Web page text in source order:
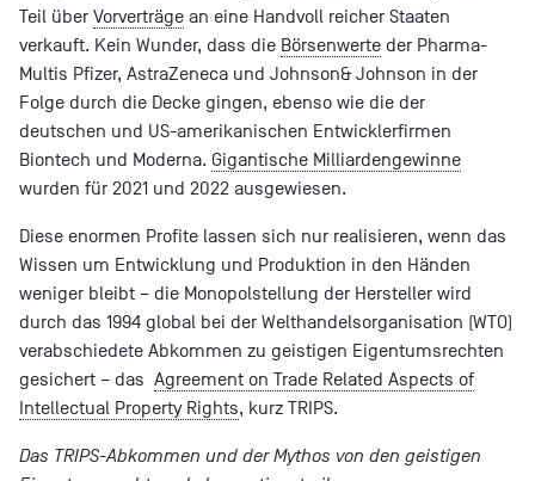
Teil über Vorverträge an eine Handvoll reicher Staaten
verkauft. Kein Wunder, dass die Börsenwerte der Pharma-
Multis Pfizer, AstraZeneca und Johnson& Johnson in der
Folge durch die Decke gingen, ebenso wie die der
deutschen und US-amerikanischen Entwicklerfirmen
Biontech und Moderna. Gigantische Milliardengewinne
wurden für 2021 und 2022 ausgewiesen.
Diese enormen Profite lassen sich nur realisieren, wenn das
Wissen um Entwicklung und Produktion in den Händen
weniger bleibt – die Monopolstellung der Hersteller wird
durch das 1994 global bei der Welthandelsorganisation (WTO)
verabschiedete Abkommen zu geistigen Eigentumsrechten
gesichert – das Agreement on Trade Related Aspects of
Intellectual Property Rights, kurz TRIPS.
Das TRIPS-Abkommen und der Mythos von den geistigen